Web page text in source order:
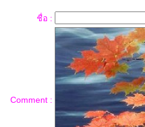
ชื่อ :
Comment :